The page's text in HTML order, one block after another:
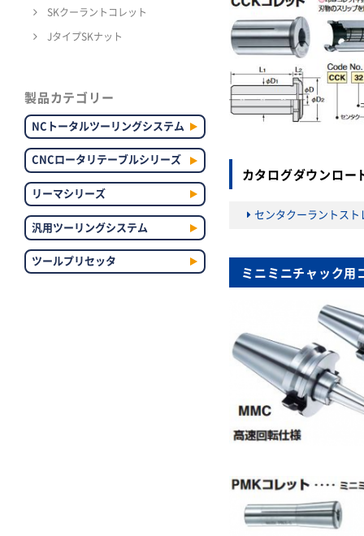
SKクーラントコレット
JタイプSKナット
製品カテゴリー
NCトータルツーリングシステム
CNCロータリテーブルシリーズ
リーマシリーズ
汎用ツーリングシステム
ツールプリセッタ
カタログダウンロー
センタクーラントスト
ミニミニチャック用